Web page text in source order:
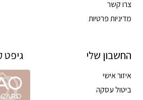
צרו קשר
מדיניות פרטיות
החשבון שלי
איזור אישי
ביטול עסקה
גיפט